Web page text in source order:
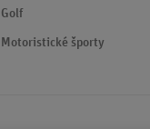
Golf
Motoristické športy